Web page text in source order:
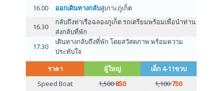
16.00
ออกเดินทางกลับสู่เกาะภูเก็ต
16.30
กลับถึงท่าเรือฉลองภูเก็ต รถเตรียมพร้อมเพื่อนำท่าน
ส่งกลับที่พัก
17.30
เดินทางกลับถึงที่่พัก โดยสวัสดภาพ พร้อมความ
ประทับใจ
ราคา
ผู้ใหญ่
เด็ก 4-11ขวบ
Speed Boat
1,500850 1,100750